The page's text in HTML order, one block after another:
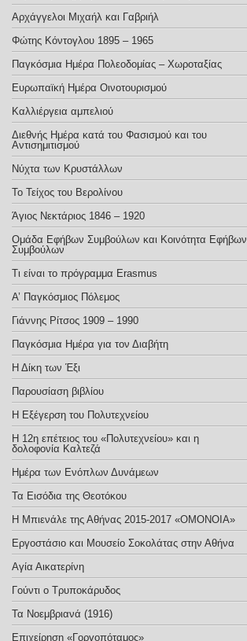
Αρχάγγελοι Μιχαήλ και Γαβριήλ
Φώτης Κόντογλου 1895 – 1965
Παγκόσμια Ημέρα Πολεοδομίας – Χωροταξίας
Ευρωπαϊκή Ημέρα Οινοτουρισμού
Καλλιέργεια αμπελιού
Διεθνής Ημέρα κατά του Φασισμού και του
Αντισημιτισμού
Νύχτα των Κρυστάλλων
Το Τείχος του Βερολίνου
Άγιος Νεκτάριος 1846 – 1920
Ομάδα Εφήβων Συμβούλων και Κοινότητα Εφήβων
Συμβούλων
Τι είναι το πρόγραμμα Erasmus
Α’ Παγκόσμιος Πόλεμος
Γιάννης Ρίτσος 1909 – 1990
Παγκόσμια Ημέρα για τον Διαβήτη
Η Δίκη των Έξι
Παρουσίαση βιβλίου
Η Εξέγερση του Πολυτεχνείου
Η 12η επέτειος του «Πολυτεχνείου» και η
δολοφονία Καλτεζά
Ημέρα των Ενόπλων Δυνάμεων
Τα Εισόδια της Θεοτόκου
Η Μπιενάλε της Αθήνας 2015-2017 «ΟΜΟΝΟΙΑ»
Εργοστάσιο και Μουσείο Σοκολάτας στην Αθήνα
Αγία Αικατερίνη
Γούντι ο Τρυποκάρυδος
Τα Νοεμβριανά (1916)
Επιχείρηση «Γοργοπόταμος»